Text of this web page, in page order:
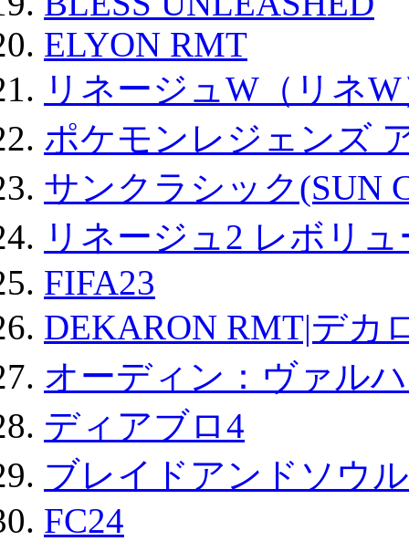
ELYON RMT
リネージュW（リネ
ポケモンレジェンズ
サンクラシック(SUN
リネージュ2 レボリ
FIFA23
DEKARON RMT|デカ
オーディン：ヴァル
ディアブロ4
ブレイドアンドソウ
FC24